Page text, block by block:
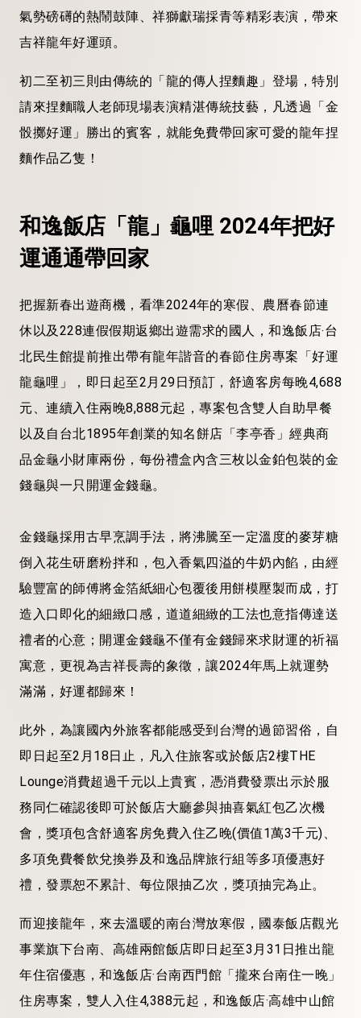
氣勢磅礡的熱鬧鼓陣、祥獅獻瑞採青等精彩表演，帶來
吉祥龍年好運頭。
初二至初三則由傳統的「龍的傳人捏麵趣」登場，特別
請來捏麵職人老師現場表演精湛傳統技藝，凡透過「金
骰擲好運」勝出的賓客，就能免費帶回家可愛的龍年捏
麵作品乙隻！
和逸飯店「龍」龜哩 2024年把好
運通通帶回家
把握新春出遊商機，看準2024年的寒假、農曆春節連
休以及228連假假期返鄉出遊需求的國人，和逸飯店‧台
北民生館提前推出帶有龍年諧音的春節住房專案「好運
龍龜哩」，即日起至2月29日預訂，舒適客房每晚4,688
元、連續入住兩晚8,888元起，專案包含雙人自助早餐
以及自台北1895年創業的知名餅店「李亭香」經典商
品金龜小財庫兩份，每份禮盒內含三枚以金鉑包裝的金
錢龜與一只開運金錢龜。
金錢龜採用古早烹調手法，將沸騰至一定溫度的麥芽糖
倒入花生研磨粉拌和，包入香氣四溢的牛奶內餡，由經
驗豐富的師傅將金箔紙細心包覆後用餅模壓製而成，打
造入口即化的細緻口感，道道細緻的工法也意指傳達送
禮者的心意；開運金錢龜不僅有金錢歸來求財運的祈福
寓意，更視為吉祥長壽的象徵，讓2024年馬上就運勢
滿滿，好運都歸來！
此外，為讓國內外旅客都能感受到台灣的過節習俗，自
即日起至2月18日止，凡入住旅客或於飯店2樓THE
Lounge消費超過千元以上貴賓，憑消費發票出示於服
務同仁確認後即可於飯店大廳參與抽喜氣紅包乙次機
會，獎項包含舒適客房免費入住乙晚(價值1萬3千元)、
多項免費餐飲兌換券及和逸品牌旅行組等多項優惠好
禮，發票恕不累計、每位限抽乙次，獎項抽完為止。
而迎接龍年，來去溫暖的南台灣放寒假，國泰飯店觀光
事業旗下台南、高雄兩館飯店即日起至3月31日推出龍
年住宿優惠，和逸飯店·台南西門館「攏來台南住一晚」
住房專案，雙人入住4,388元起，和逸飯店·高雄中山館